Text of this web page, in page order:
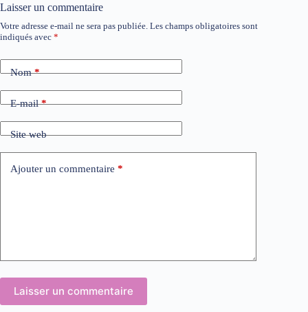
Laisser un commentaire
Votre adresse e-mail ne sera pas publiée. Les champs obligatoires sont
indiqués avec *
Nom*
E-mail*
Site web
Ajouter un commentaire *
Laisser un commentaire